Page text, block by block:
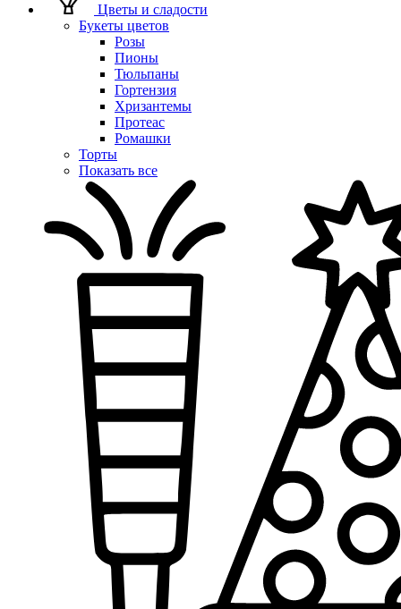
Цветы и сладости
Букеты цветов
Розы
Пионы
Тюльпаны
Гортензия
Хризантемы
Протеас
Ромашки
Торты
Показать все